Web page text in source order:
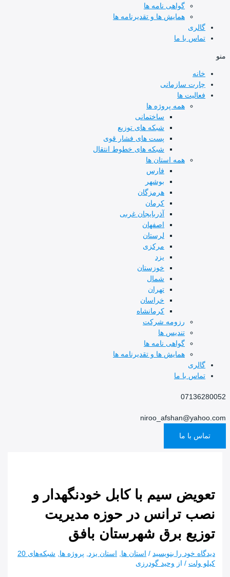
گواهی نامه ها
همایش ها و تقدیرنامه ها
گالری
تماس با ما
منو
خانه
چارت سازمانی
فعالیت ها
همه پروژه ها
ساختمانی
شبکه های توزیع
پست های فشار قوی
شبکه های خطوط انتقال
همه استان ها
فارس
بوشهر
هرمزگان
کرمان
آذربایجان غربی
اصفهان
لرستان
مرکزی
یزد
خوزستان
شمال
تهران
خراسان
کرمانشاه
رزومه شرکت
تندیس ها
گواهی نامه ها
همایش ها و تقدیرنامه ها
گالری
تماس با ما
07136280052
niroo_afshan@yahoo.com
تماس با ما
تعویض سیم با کابل خودنگهدار و
نصب ترانس در حوزه مدیریت
توزیع برق شهرستان بافق
دیدگاه‌ خود را بنویسید / استان ها استان یزد پروژه ها
شبکه‌های 20
کیلو ولت / از وحید گودرزی